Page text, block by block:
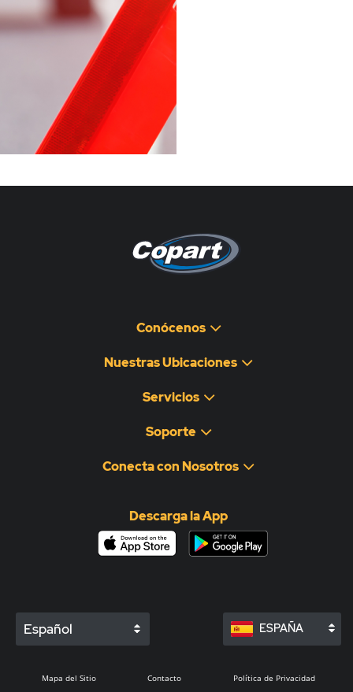
Pagina non disponibile
هذه الصفحة غير متوفرة
Conócenos
Nuestras Ubicaciones
Servicios
Soporte
Conecta con Nosotros
Descarga la App
Español ESPAÑA
Mapa del Sitio Contacto Política de Privacidad